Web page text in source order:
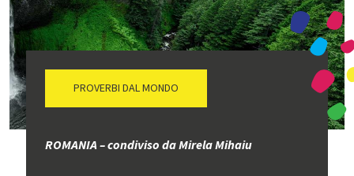
PROVERBI DAL MONDO
ROMANIA – condiviso da Mirela Mihaiu